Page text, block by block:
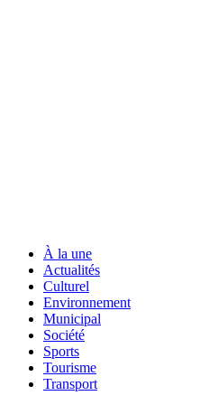
À la une
Actualités
Culturel
Environnement
Municipal
Société
Sports
Tourisme
Transport